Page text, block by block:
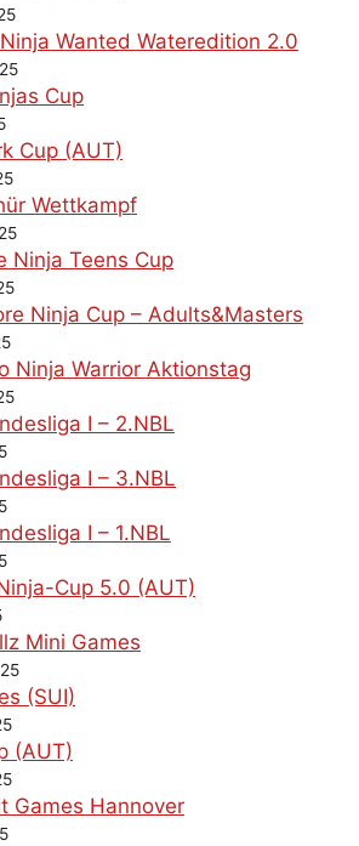
Wanted Wateredition 2.0
Cup
Cup (AUT)
Wettkampf
Ninja Teens Cup
Ninja Cup – Adults&Masters
Ninja Warrior Aktionstag
I – 2.NBL
I – 3.NBL
I – 1.NBL
Cup 5.0 (AUT)
Mini Games
(SUI)
(AUT)
Games Hannover